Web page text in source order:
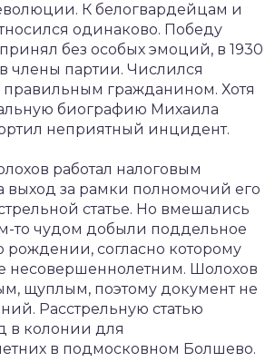
К белогвардейцам и
одинаково. Победу
без особых эмоций, в 1930
члены партии. Числился
гражданином. Хотя
биографию Михаила
неприятный инцидент.
работал налоговым
выход за рамки полномочий его
статье. Но вмешались
то чудом добыли поддельное
рождении, согласно которому
несовершеннолетним. Шолохов
щуплым, поэтому документ не
Расстрельную статью
в колонии для
в подмосковном Болшево.